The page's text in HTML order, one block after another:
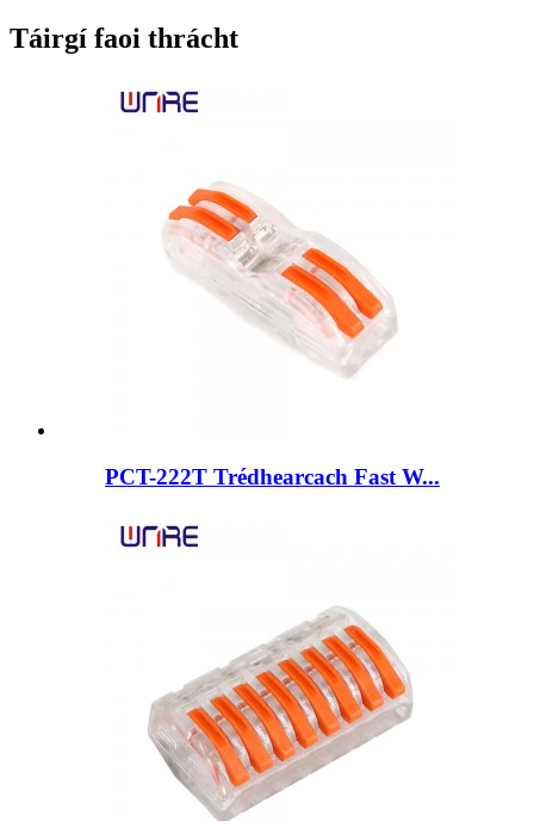
Táirgí faoi thrácht
PCT-222T Trédhearcach Fast W...